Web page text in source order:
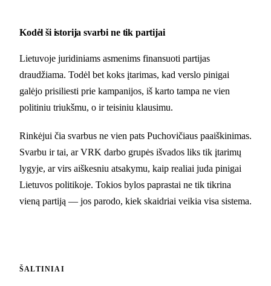
Kodėl ši istorija svarbi ne tik partijai
Lietuvoje juridiniams asmenims finansuoti partijas
draudžiama. Todėl bet koks įtarimas, kad verslo pinigai
galėjo prisiliesti prie kampanijos, iš karto tampa ne vien
politiniu triukšmu, o ir teisiniu klausimu.
Rinkėjui čia svarbus ne vien pats Puchovičiaus paaiškinimas.
Svarbu ir tai, ar VRK darbo grupės išvados liks tik įtarimų
lygyje, ar virs aiškesniu atsakymu, kaip realiai juda pinigai
Lietuvos politikoje. Tokios bylos paprastai ne tik tikrina
vieną partiją — jos parodo, kiek skaidriai veikia visa sistema.
ŠALTINIAI